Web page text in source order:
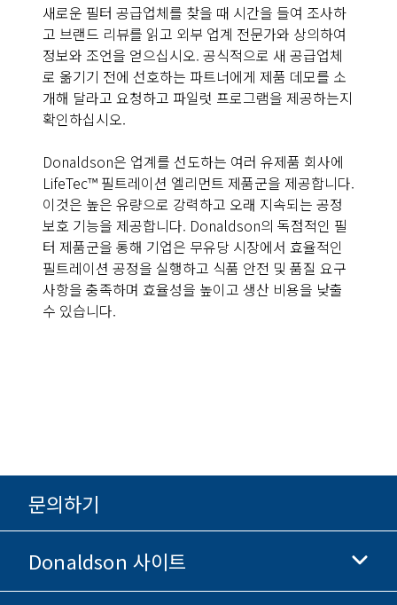
새로운 필터 공급업체를 찾을 때 시간을 들여 조사하
고 브랜드 리뷰를 읽고 외부 업계 전문가와 상의하여
정보와 조언을 얻으십시오. 공식적으로 새 공급업체
로 옮기기 전에 선호하는 파트너에게 제품 데모를 소
개해 달라고 요청하고 파일럿 프로그램을 제공하는지
확인하십시오.
Donaldson은 업계를 선도하는 여러 유제품 회사에
LifeTec™ 필트레이션 엘리먼트 제품군을 제공합니다.
이것은 높은 유량으로 강력하고 오래 지속되는 공정
보호 기능을 제공합니다. Donaldson의 독점적인 필
터 제품군을 통해 기업은 무유당 시장에서 효율적인
필트레이션 공정을 실행하고 식품 안전 및 품질 요구
사항을 충족하며 효율성을 높이고 생산 비용을 낮출
수 있습니다.
문의하기
Donaldson 사이트